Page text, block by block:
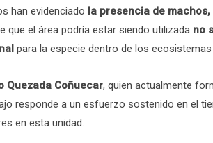
han evidenciado la presencia de
que el área podría estar siendo utilizada no
para la especie dentro de los
Quezada Coñuecar, quien actualmente
responde a un esfuerzo sostenido en el
en esta unidad.